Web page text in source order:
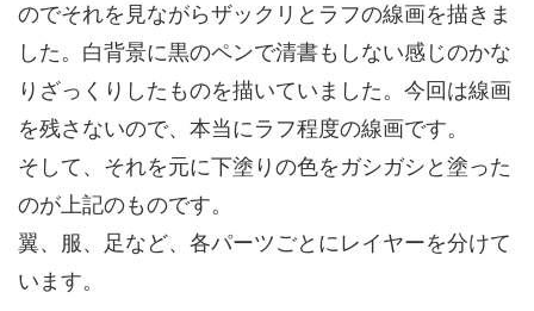
のでそれを見ながらザックリとラフの線画を描きま
した。白背景に黒のペンで清書もしない感じのかな
りざっくりしたものを描いていました。今回は線画
を残さないので、本当にラフ程度の線画です。
そして、それを元に下塗りの色をガシガシと塗った
のが上記のものです。
翼、服、足など、各パーツごとにレイヤーを分けて
います。